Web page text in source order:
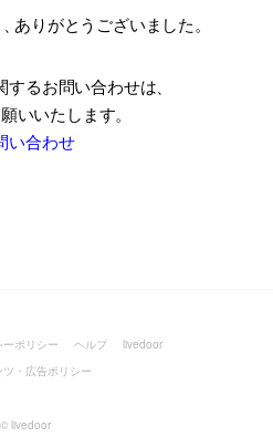
ありがとうございました。
るお問い合わせは、
いいたします。
い合わせ
ポリシー ヘルプ
livedoor
ツ・広告ポリシー
© livedoor